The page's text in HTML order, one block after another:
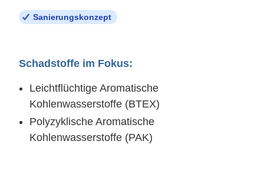
Sanierungskonzept
Schadstoffe im Fokus:
Leichtflüchtige Aromatische
Kohlenwasserstoffe (BTEX)
Polyzyklische Aromatische
Kohlenwasserstoffe (PAK)